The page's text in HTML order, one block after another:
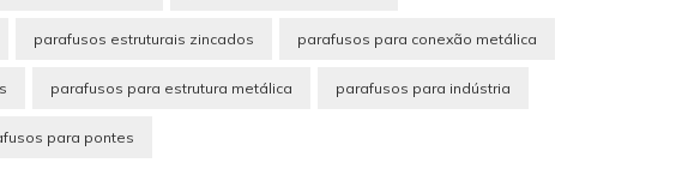
parafusos estruturais zincados parafusos para conexão metálica
parafusos para estrutura metálica parafusos para indústria
para pontes